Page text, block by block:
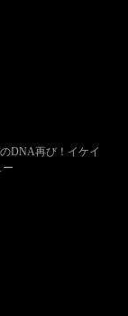
DNA再び！イケイ